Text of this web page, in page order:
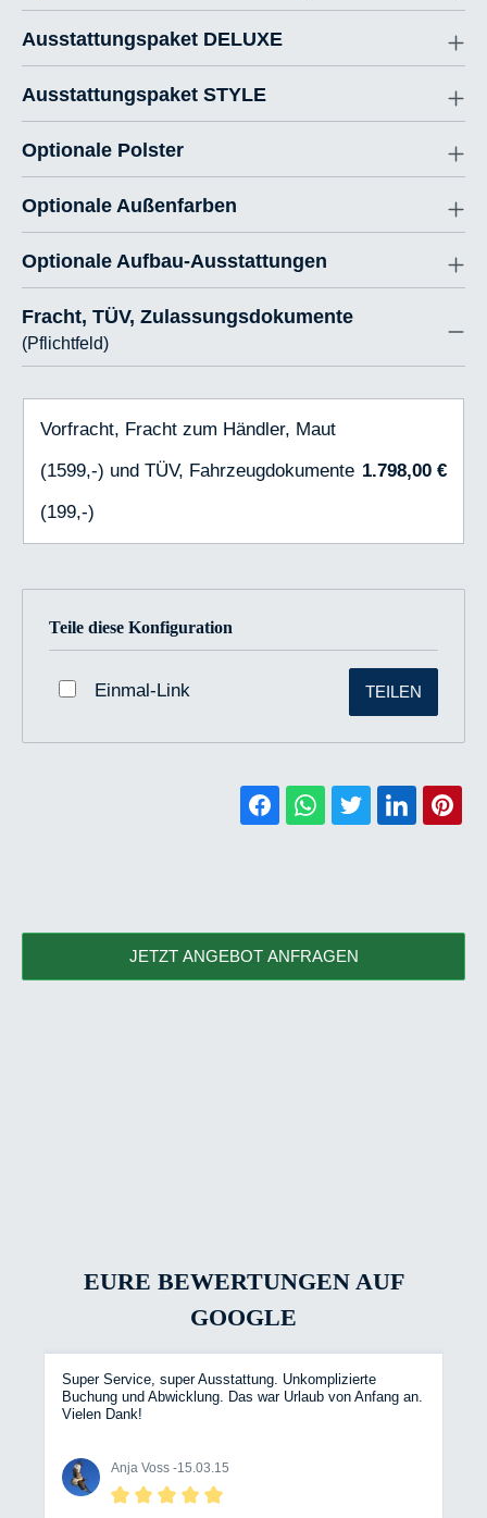
Ausstattungspaket DELUXE
Ausstattungspaket STYLE
Optionale Polster
Optionale Außenfarben
Optionale Aufbau-Ausstattungen
Fracht, TÜV, Zulassungsdokumente
(Pflichtfeld)
Vorfracht, Fracht zum Händler, Maut
(1599,-) und TÜV, Fahrzeugdokumente
(199,-)
1.798,00 €
Teile diese Konfiguration
Einmal-Link TEILEN
JETZT ANGEBOT ANFRAGEN
EURE BEWERTUNGEN AUF
GOOGLE
Super Service, super Ausstattung. Unkomplizierte
Buchung und Abwicklung. Das war Urlaub von Anfang an.
Vielen Dank!
Anja Voss -15.03.15